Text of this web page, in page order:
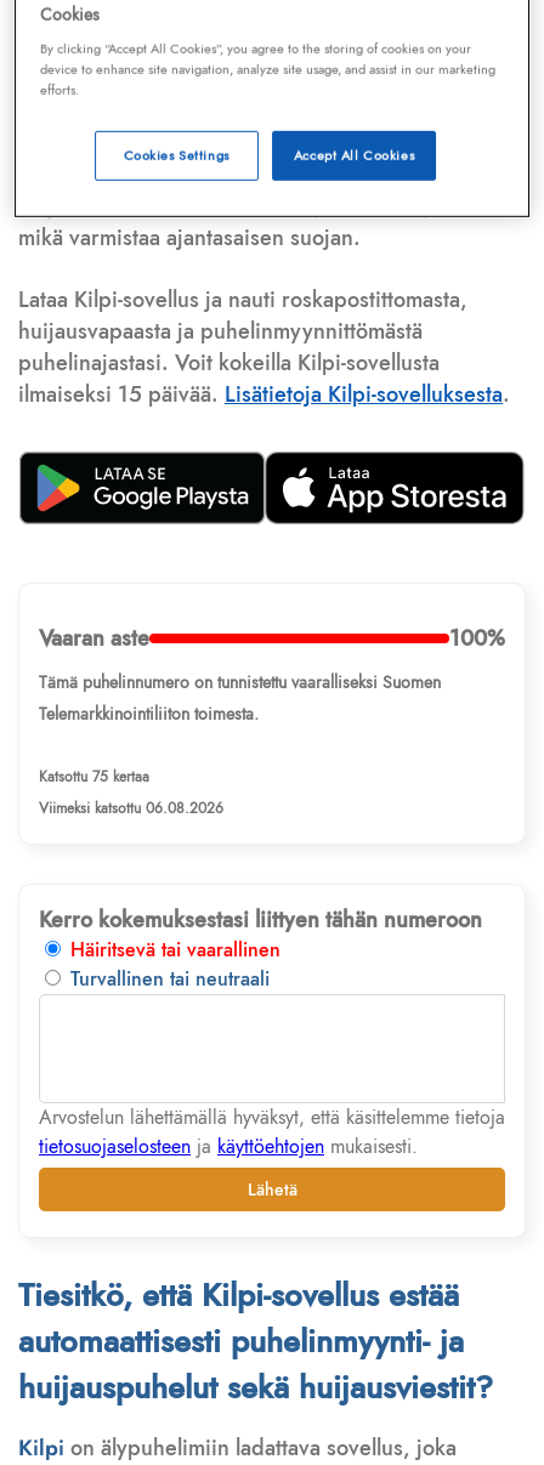
Puhelinnumero
Telemarkkinointiliiton jaKilpi-sovelluksen
tietokannasta, joka kattaa satoja tuhansia
Lisäksi tunnistamme automaattisesti, jos kyseessä on
puhelinhuijarin numero, sähköpostiosoitetai
huijausviesti. Tietokantaamme päivitetään jatkuvasti,
mikä varmistaa ajantasaisen suojan.
Lataa Kilpi-sovellus ja nauti roskapostittomasta,
huijausvapaasta ja puhelinmyynnittömästä
puhelinajastasi. Voit kokeilla Kilpi-sovellusta
ilmaiseksi 15 päivää. Lisätietoja Kilpi-sovelluksesta.
Vaaran aste 100%
Tämä puhelinnumero on tunnistettu vaaralliseksi Suomen
Telemarkkinointiliiton toimesta.
Katsottu 75 kertaa
Viimeksi katsottu 06.08.2026
Kerro kokemuksestasi liittyen tähän numeroon
Häiritsevä tai vaarallinen
Turvallinen tai neutraali
Arvostelun lähettämällä hyväksyt, että käsittelemme tietoja
tietosuojaselosteen ja käyttöehtojen mukaisesti.
Lähetä
Tiesitkö, että Kilpi-sovellus estää
automaattisesti puhelinmyynti- ja
huijauspuhelut sekä huijausviestit?
Kilpi on älypuhelimiin ladattava sovellus, joka
Cookies
By clicking “Accept All Cookies”, you agree to the storing of cookies on your
device to enhance site navigation, analyze site usage, and assist in our marketing
efforts.
Accept All Cookies
Cookies Settings